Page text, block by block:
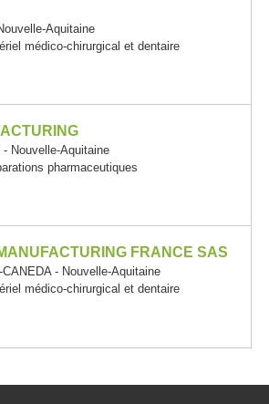
Aquitaine
médico-chirurgical et dentaire
Nouvelle-Aquitaine
pharmaceutiques
FRANCE SAS
- Nouvelle-Aquitaine
médico-chirurgical et dentaire